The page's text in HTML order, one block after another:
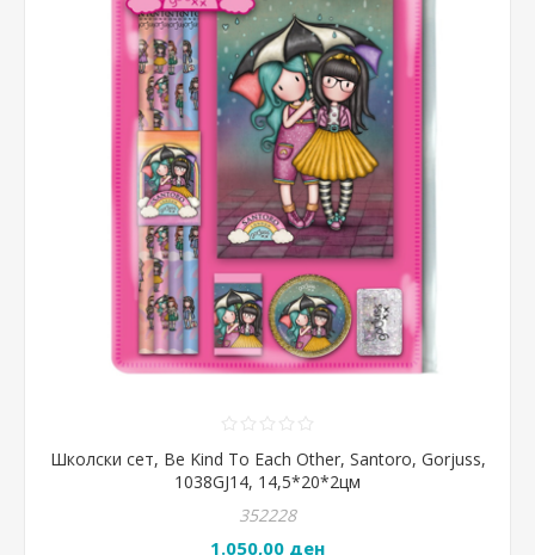
Школски сет, Be Kind To Each Other, Santoro, Gorjuss,
1038GJ14, 14,5*20*2цм
352228
1.050,00 ден